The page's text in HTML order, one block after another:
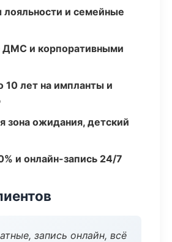
и семейные
ДМС и корпоративными
10 лет на импланты и
зона ожидания, детский
и онлайн-запись 24/7
запись онлайн, всё